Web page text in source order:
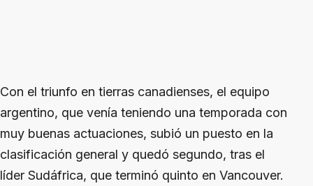
Con el triunfo en tierras canadienses, el equipo
argentino, que venía teniendo una temporada con
muy buenas actuaciones, subió un puesto en la
clasificación general y quedó segundo, tras el
líder Sudáfrica, que terminó quinto en Vancouver.